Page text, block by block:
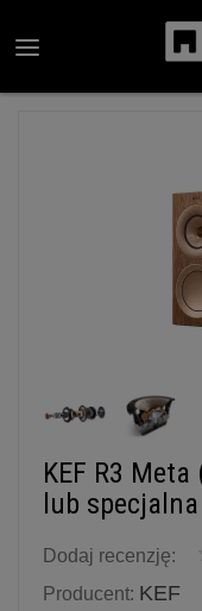
KEF R3
lub
Dodaj recenzję:
Producent: KEF